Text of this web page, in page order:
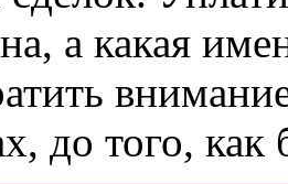
а какая
до того,